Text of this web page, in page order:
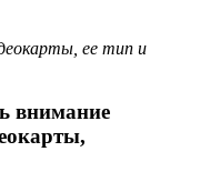
ее тип и
внимание